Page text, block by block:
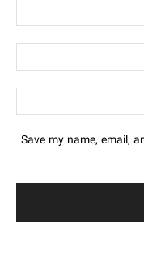
Save my name, email,